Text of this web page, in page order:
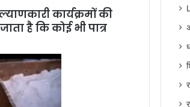
कार्यक्रमों की
है कि कोई भी पात्र